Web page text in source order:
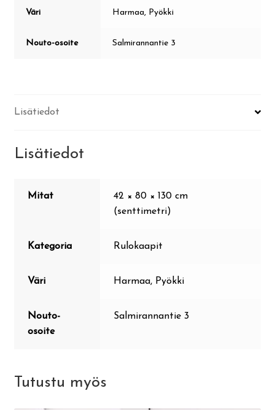
Väri Harmaa, Pyökki
Nouto-osoite Salmirannantie 3
Lisätiedot
Lisätiedot
Mitat
42 × 80 × 130 cm
(senttimetri)
Kategoria Rulokaapit
Väri Harmaa, Pyökki
Nouto-
osoite
Salmirannantie 3
Tutustu myös